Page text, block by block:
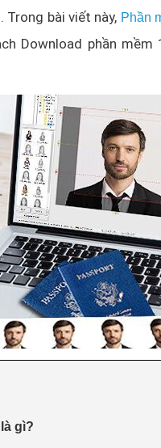
bài viết này, Phần
Download phần
gì?